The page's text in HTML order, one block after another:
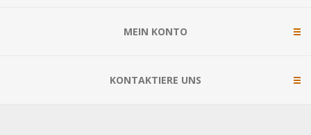
MEIN KONTO
KONTAKTIERE UNS